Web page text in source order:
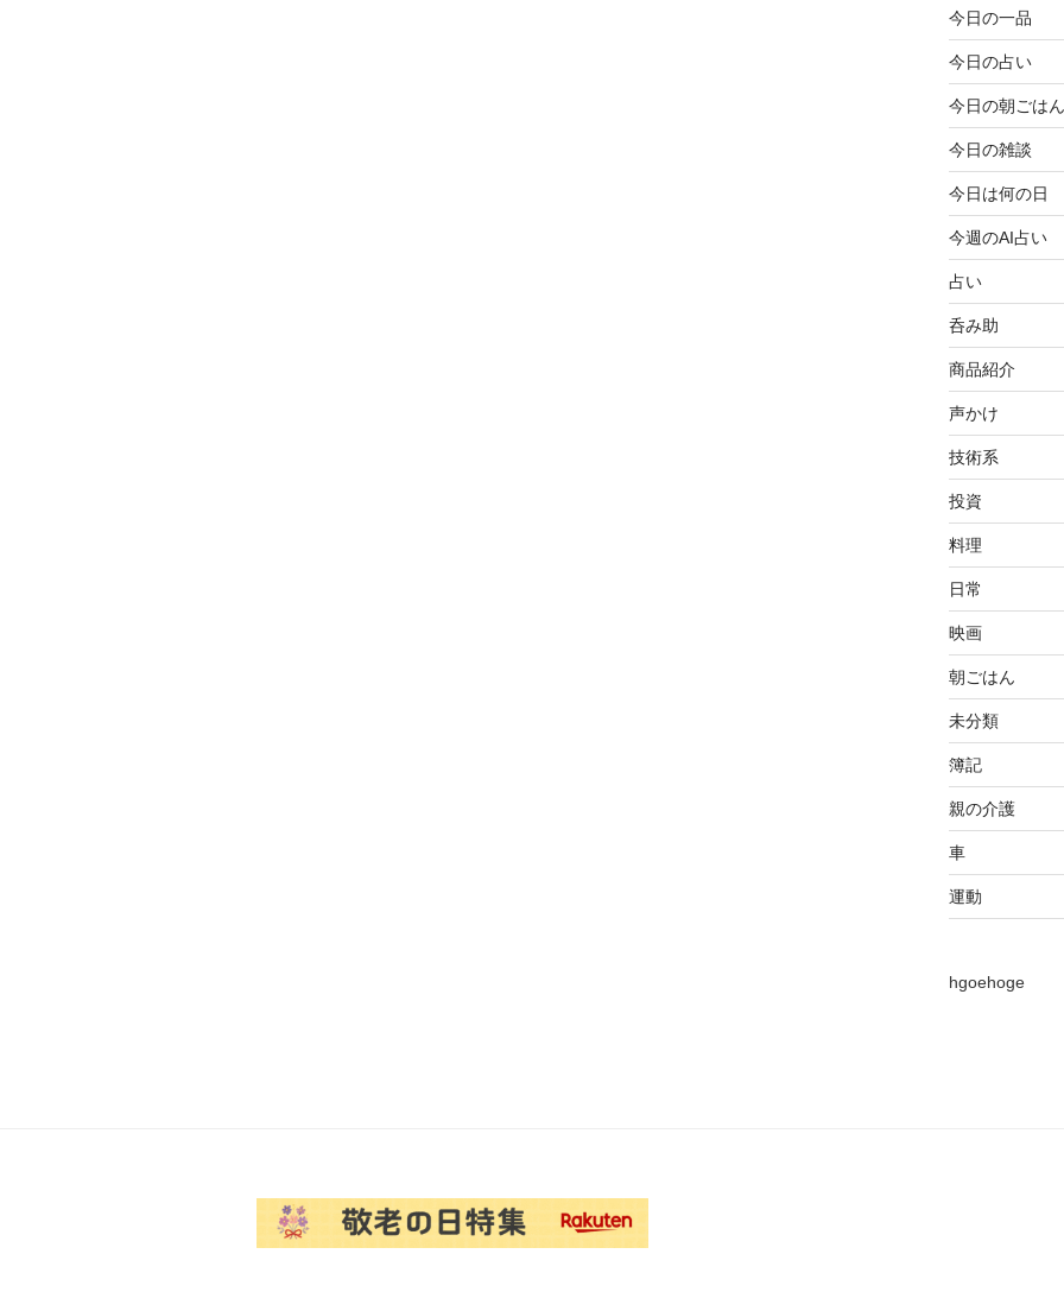
今日の一品
今日の占い
今日の朝ごはん
今日の雑談
今日は何の日
今週のAI占い
占い
呑み助
商品紹介
声かけ
技術系
投資
料理
日常
映画
朝ごはん
未分類
簿記
親の介護
車
運動
hgoehoge